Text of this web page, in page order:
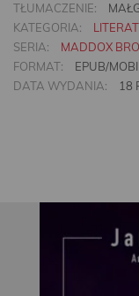
TŁUMACZENIE:
KATEGORIA:
SERIA:
MADDOX
FORMAT:
EPUB/MOBI
DATA WYDANIA:
18